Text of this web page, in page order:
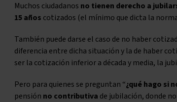
Muchos ciudadanos no tienen derecho a
15 años cotizados (el mínimo que dicta la
También puede darse el caso de no haber
diferencia entre dicha situación y la de haber
ser la cotización inferior a década y media, la
Pero para quienes se preguntan “¿qué hago si
pensión no contributiva de jubilación, donde